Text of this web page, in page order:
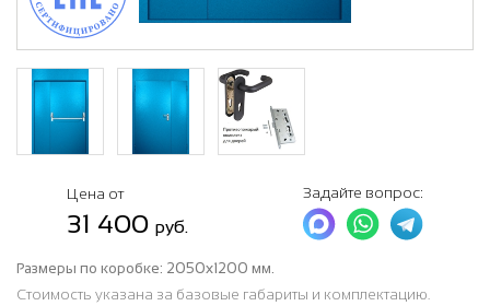
Цена от
31 400руб.
Задайте вопрос:
Размеры по коробке: 2050х1200 мм.
Стоимость указана за базовые габариты и комплектацию.